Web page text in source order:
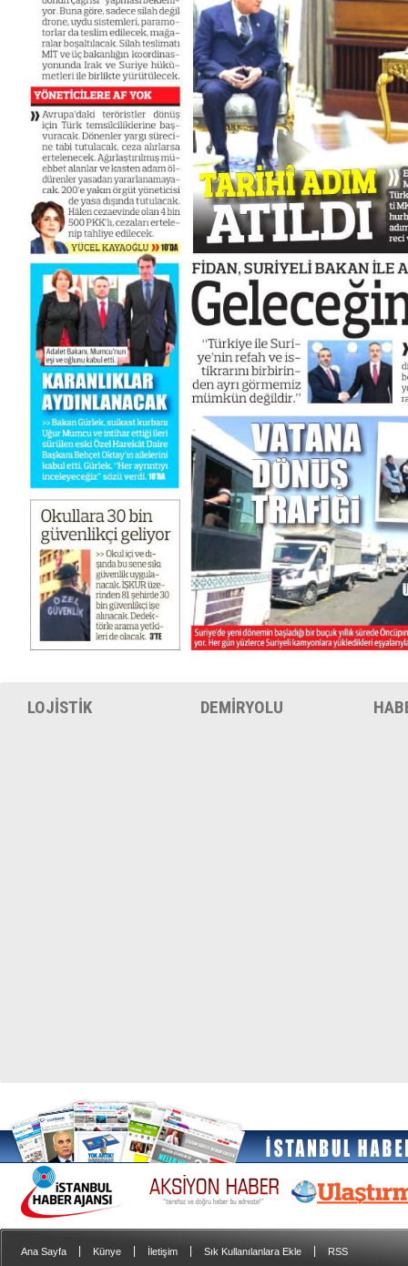
LOJİSTİK DEMİRYOLU
Ana Sayfa | Künye | İletişim | Sık Kullanılanlara Ekle | RSS